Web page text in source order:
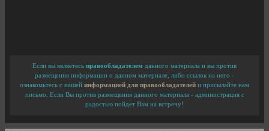
Если вы являетесь правообладателем данного материала и вы против
размещения информации о данном материале, либо ссылок на него -
ознакомьтесь с нашей информацией для правообладателей и присылайте нам
письмо. Если Вы против размещения данного материала - администрация с
радостью пойдет Вам на встречу!